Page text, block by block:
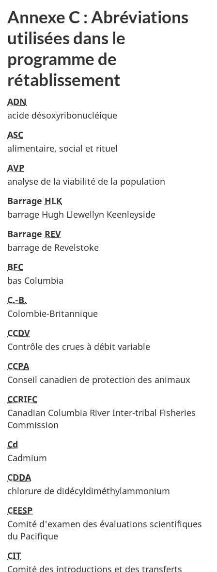
Annexe C : Abréviations
utilisées dans le
programme de
rétablissement
ADN
acide désoxyribonucléique
ASC
alimentaire, social et rituel
AVP
analyse de la viabilité de la population
Barrage HLK
barrage Hugh Llewellyn Keenleyside
Barrage REV
barrage de Revelstoke
BFC
bas Columbia
C.-B.
Colombie-Britannique
CCDV
Contrôle des crues à débit variable
CCPA
Conseil canadien de protection des animaux
CCRIFC
Canadian Columbia River Inter-tribal Fisheries
Commission
Cd
Cadmium
CDDA
chlorure de didécyldiméthylammonium
CEESP
Comité d'examen des évaluations scientifiques
du Pacifique
CIT
Comité des introductions et des transferts